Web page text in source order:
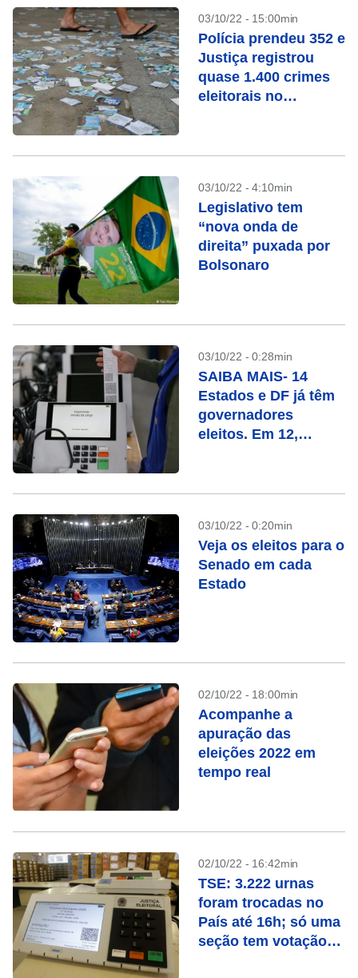
03/10/22 - 15:00min
Polícia prendeu 352 e
Justiça registrou
quase 1.400 crimes
eleitorais no
03/10/22 - 4:10min
Legislativo tem
“nova onda de
direita” puxada por
Bolsonaro
03/10/22 - 0:28min
SAIBA MAIS- 14
Estados e DF já têm
governadores
eleitos. Em 12,
03/10/22 - 0:20min
Veja os eleitos para o
Senado em cada
Estado
02/10/22 - 18:00min
Acompanhe a
apuração das
eleições 2022 em
tempo real
02/10/22 - 16:42min
TSE: 3.222 urnas
foram trocadas no
País até 16h; só uma
seção tem votação